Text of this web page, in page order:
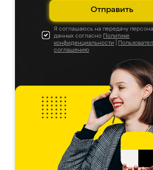
Отправить
Я соглашаюсь на передачу
данных согласно Политике
конфиденциальности
соглашению